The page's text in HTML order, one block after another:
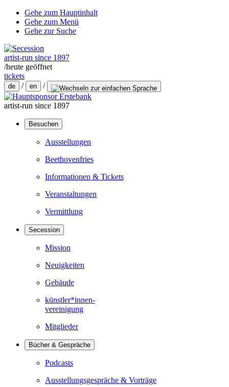
Gehe zum Hauptinhalt
Gehe zum Menü
Gehe zur Suche
artist-run since 1897
/heute geöffnet
tickets
de / en /
artist-run since 1897
Besuchen
Ausstellungen
Beethovenfries
Informationen & Tickets
Veranstaltungen
Vermittlung
Secession
Mission
Neuigkeiten
Gebäude
künstler*innen-
vereinigung
Mitglieder
Bücher & Gespräche
Podcasts
Ausstellungsgespräche & Vorträge